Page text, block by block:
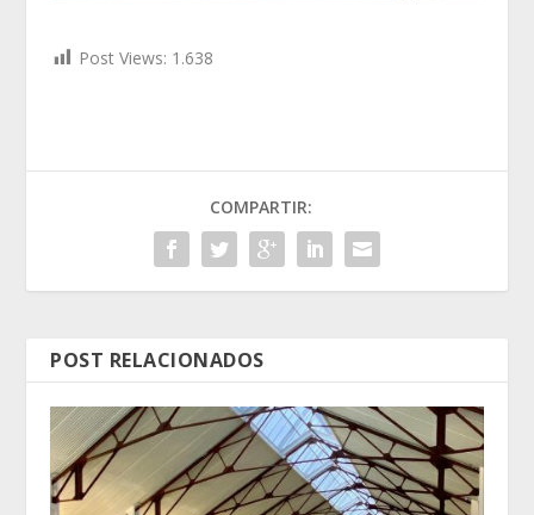
Post Views: 1.638
COMPARTIR:
POST RELACIONADOS